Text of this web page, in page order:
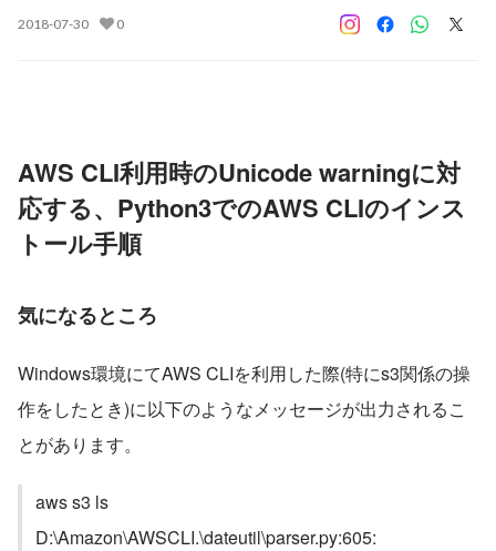
2018-07-30 0
AWS CLI利用時のUnicode warningに対
応する、Python3でのAWS CLIのインス
トール手順
気になるところ
Windows環境にてAWS CLIを利用した際(特にs3関係の操
作をしたとき)に以下のようなメッセージが出力されるこ
とがあります。
aws s3 ls
D:\Amazon\AWSCLI.\dateutil\parser.py:605: